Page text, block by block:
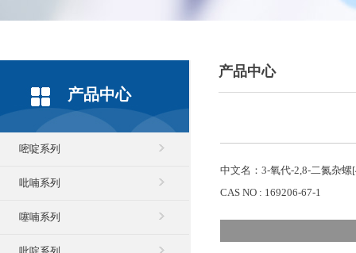
产品中心
嘧啶系列
吡喃系列
噻喃系列
产品中心
中文名：3-氧代-2,8-二氮杂
CAS NO : 169206-67-1